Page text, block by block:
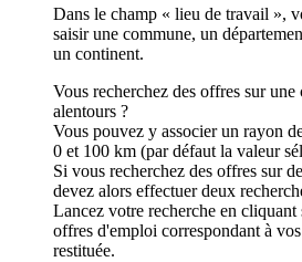
Dans le champ « lieu de travail »,
saisir une commune, un
un continent.
Vous recherchez des offres sur une
alentours ?
Vous pouvez y associer un rayon
0 et 100 km (par défaut la valeur
Si vous recherchez des offres sur
devez alors effectuer deux
Lancez votre recherche en
offres d'emploi correspondant à
restituée.